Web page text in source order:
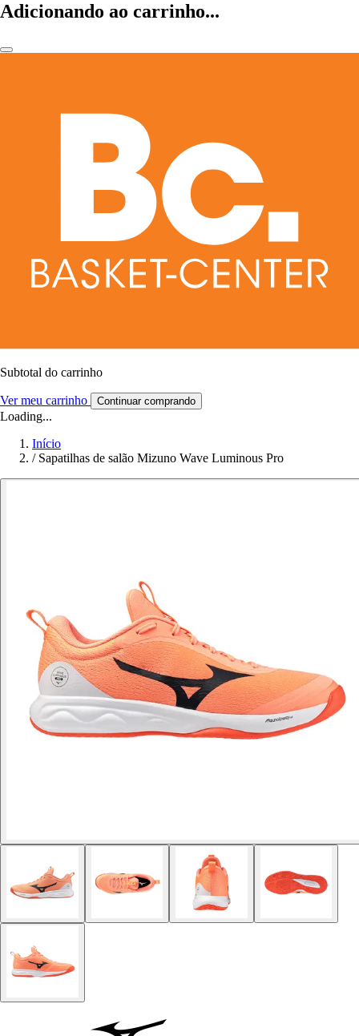
Adicionando ao carrinho...
Subtotal do carrinho
Ver meu carrinho Continuar comprando
Loading...
Início
/ Sapatilhas de salão Mizuno Wave Luminous Pro